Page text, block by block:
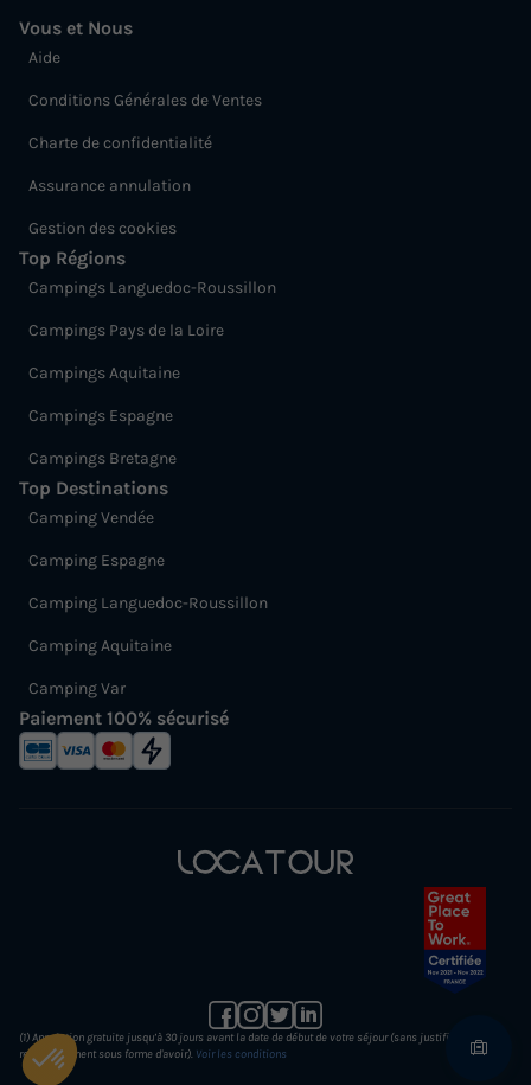
Vous et Nous
Aide
Conditions Générales de Ventes
Charte de confidentialité
Assurance annulation
Gestion des cookies
Top Régions
Campings Languedoc-Roussillon
Campings Pays de la Loire
Campings Aquitaine
Campings Espagne
Campings Bretagne
Top Destinations
Camping Vendée
Camping Espagne
Camping Languedoc-Roussillon
Camping Aquitaine
Camping Var
Paiement 100% sécurisé
(1) Annulation gratuite jusqu’à 30 jours avant la date de début de votre séjour (sans justificatif et
remboursement sous forme d'avoir). Voir les conditions